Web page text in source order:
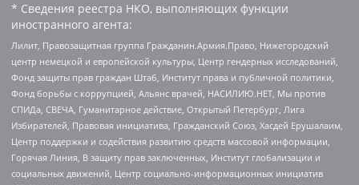
* Сведения реестра НКО, выполняющих функции
иностранного агента:
Лилит, Правозащитная группа Гражданин.Армия.Право, Нижегородский
центр немецкой и европейской культуры, Центр гендерных исследований,
Фонд защиты прав граждан Штаб, Институт права и публичной политики,
Фонд борьбы с коррупцией, Альянс врачей, НАСИЛИЮ.НЕТ, Мы против
СПИДа, СВЕЧА, Гуманитарное действие, Открытый Петербург, Лига
Избирателей, Правовая инициатива, Гражданский Союз, Хасдей Ерушалаим,
Центр поддержки и содействия развитию средств массовой информации,
Горячая Линия, В защиту прав заключенных, Институт глобализации и
социальных движений, Центр социально-информационных инициатив